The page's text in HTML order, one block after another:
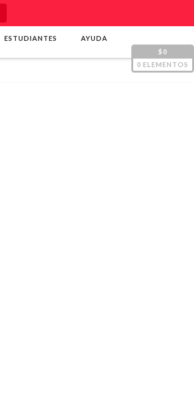
ESTUDIANTES
AYUDA
$0
0 ELEMENTOS